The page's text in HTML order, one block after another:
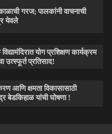
गरज; पालकांनी वाचनाची
येवले
योग प्रशिक्षण कार्यक्रम
उत्स्फूर्त प्रतिसाद!
आणि क्षमता विकासासाठी
बेडकिहाळ यांची घोषणा !